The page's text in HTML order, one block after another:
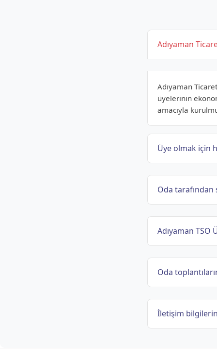
Adıyaman
Adıyaman
üyelerinin
amacıyla
Üye olmak için
Oda
Adıyaman TSO
Oda
İletişim